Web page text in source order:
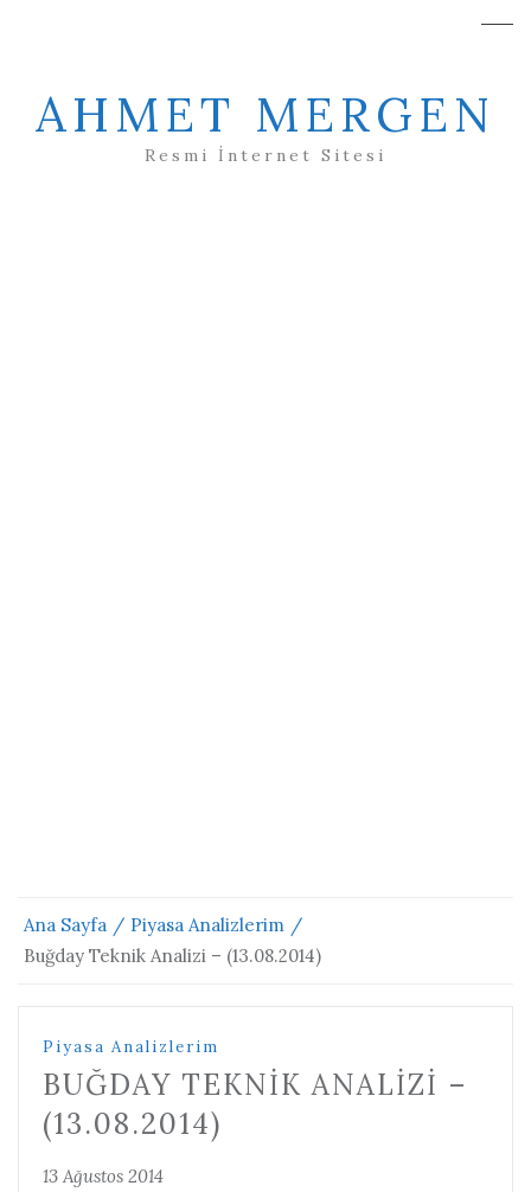
AHMET MERGEN
Resmi İnternet Sitesi
Ana Sayfa
Piyasa Analizlerim
Buğday Teknik Analizi – (13.08.2014)
Piyasa Analizlerim
BUĞDAY TEKNIK ANALIZI –
(13.08.2014)
13 Ağustos 2014